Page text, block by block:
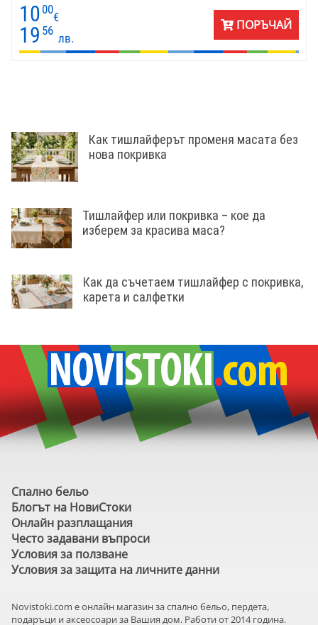
Размер 45х45 см, едностранен дизайн и дискретен цип за
удобство. Предлагат се поединично или в комплект от 2 –
идеални за уютен дом с характер.
10 00
€
19 56
лв.
ПОРЪЧАЙ
Как тишлайферът променя масата без
нова покривка
Тишлайфер или покривка – кое да
изберем за красива маса?
Как да съчетаем тишлайфер с покривка,
карета и салфетки
Спално бельо
Блогът на НовиСтоки
Онлайн разплащания
Често задавани въпроси
Условия за ползване
Условия за защита на личните данни
Novistoki.com e онлайн магазин за спално бельо, пердета,
подаръци и аксеосоари за Вашия дом. Работи от 2014 година.